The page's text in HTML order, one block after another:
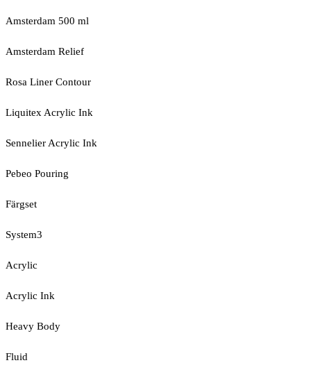
Amsterdam 500 ml
Amsterdam Relief
Rosa Liner Contour
Liquitex Acrylic Ink
Sennelier Acrylic Ink
Pebeo Pouring
Färgset
System3
Acrylic
Acrylic Ink
Heavy Body
Fluid